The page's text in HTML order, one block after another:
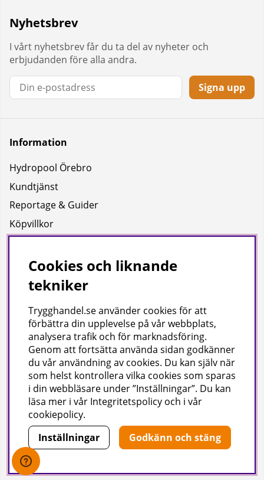
Nyhetsbrev
I vårt nyhetsbrev får du ta del av nyheter och
erbjudanden före alla andra.
Signa upp
Information
Hydropool Örebro
Kundtjänst
Reportage & Guider
Köpvillkor
Uppgifter för leverans
Om oss
Företagsinformation / hitta till oss
Gilla oss på facebook!
Ta del av inspiration, tävlingar och mycket mer
Cookies och liknande
tekniker
Trygghandel.se använder cookies för att
förbättra din upplevelse på vår webbplats,
analysera trafik och för marknadsföring.
Genom att fortsätta använda sidan godkänner
du vår användning av cookies. Du kan själv när
som helst kontrollera vilka cookies som sparas
i din webbläsare under ”Inställningar”. Du kan
läsa mer i vår Integritetspolicy och i vår
cookiepolicy.
Inställningar
Godkänn och stäng